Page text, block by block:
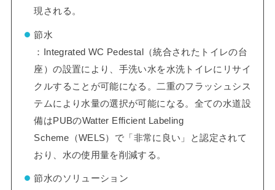
現される。
節水
：Integrated WC Pedestal（統合されたトイレの台
座）の設置により、手洗い水を水洗トイレにリサイ
クルすることが可能になる。二重のフラッシュシス
テムにより水量の選択が可能になる。全ての水道設
備はPUBのWatter Efficient Labeling
Scheme（WELS）で「非常に良い」と認定されて
おり、水の使用量を削減する。
節水のソリューション